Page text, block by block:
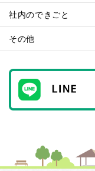
社内のできごと
その他